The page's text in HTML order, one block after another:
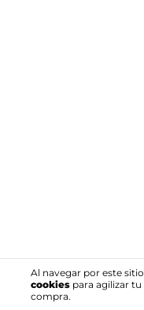
Al navegar por este sitio
cookies para agilizar
compra.